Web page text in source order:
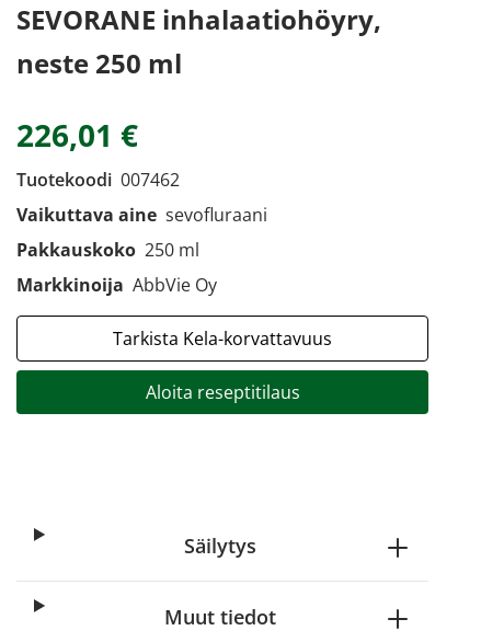
SEVORANE inhalaatiohöyry,
neste 250 ml
226,01 €
Tuotekoodi 007462
Vaikuttava aine sevofluraani
Pakkauskoko 250 ml
Markkinoija AbbVie Oy
Tarkista Kela-korvattavuus
Aloita reseptitilaus
Säilytys
Muut tiedot